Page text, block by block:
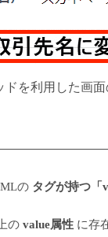
ドを利用した画
の タグが持つ「
の value属性 に存